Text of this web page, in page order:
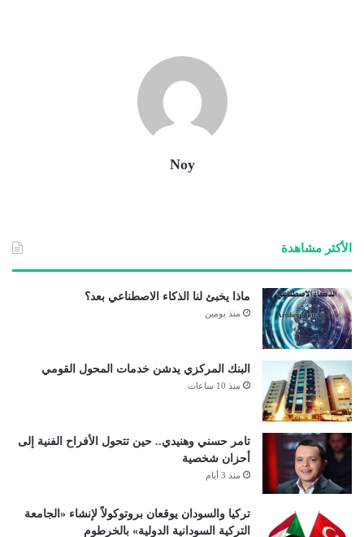
Noy
الأكثر مشاهدة
ماذا يخبئ لنا الذكاء الاصطناعي بعد؟
منذ يومين
البنك المركزي يدشن خدمات المحول القومي
منذ 10 ساعات
تامر حسني وهنيدي.. حين تتحول الأفراح الفنية إلى
أحزان شخصية
منذ 3 أيام
تركيا والسودان يوقعان بروتوكولاً لإنشاء «الجامعة
التركية السودانية الدولية» بالخرطوم